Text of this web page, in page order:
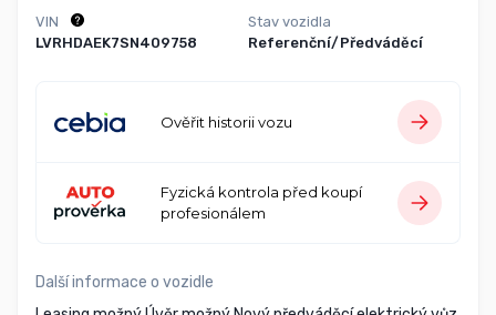
VIN
LVRHDAEK7SN409758
Stav vozidla
Referenční/Předváděcí
Ověřit historii vozu
Fyzická kontrola před koupí
profesionálem
Další informace o vozidle